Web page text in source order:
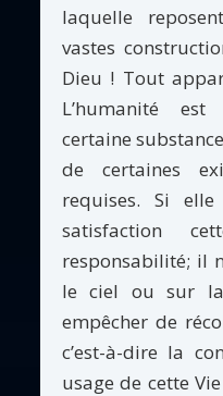
laquelle
vastes
Dieu ! Tout
L’humanité
certaine
de certaines
requises. Si elle
satisfaction
responsabilité; il
le ciel ou sur
empêcher de
c’est-à-dire la
usage de cette